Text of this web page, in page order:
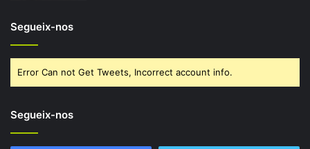
Segueix-nos
Error Can not Get Tweets, Incorrect account info.
Segueix-nos